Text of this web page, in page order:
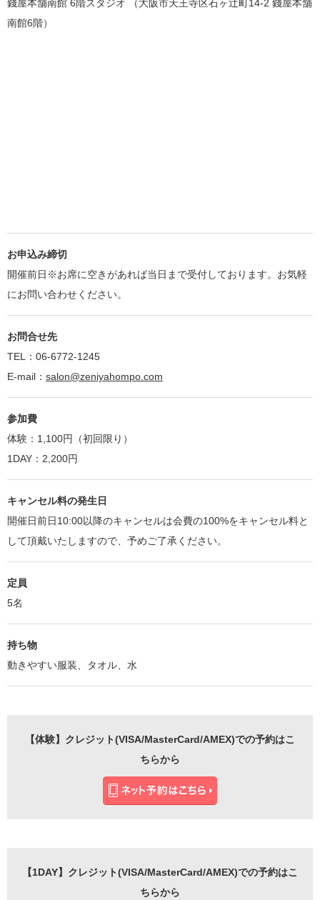
錢屋本舗南館 6階スタジオ （大阪市天王寺区石ヶ辻町14-2 錢屋本舗
南館6階）
お申込み締切
開催前日※お席に空きがあれば当日まで受付しております。お気軽
にお問い合わせください。
お問合せ先
TEL：06-6772-1245
E-mail： salon@zeniyahompo.com
参加費
体験：1,100円（初回限り）
1DAY：2,200円
キャンセル料の発生日
開催日前日10:00以降のキャンセルは会費の100%をキャンセル料と
して頂戴いたしますので、予めご了承ください。
定員
5名
持ち物
動きやすい服装、タオル、水
【体験】クレジット(VISA/MasterCard/AMEX)での予約はこ
ちらから
【1DAY】クレジット(VISA/MasterCard/AMEX)での予約はこ
ちらから